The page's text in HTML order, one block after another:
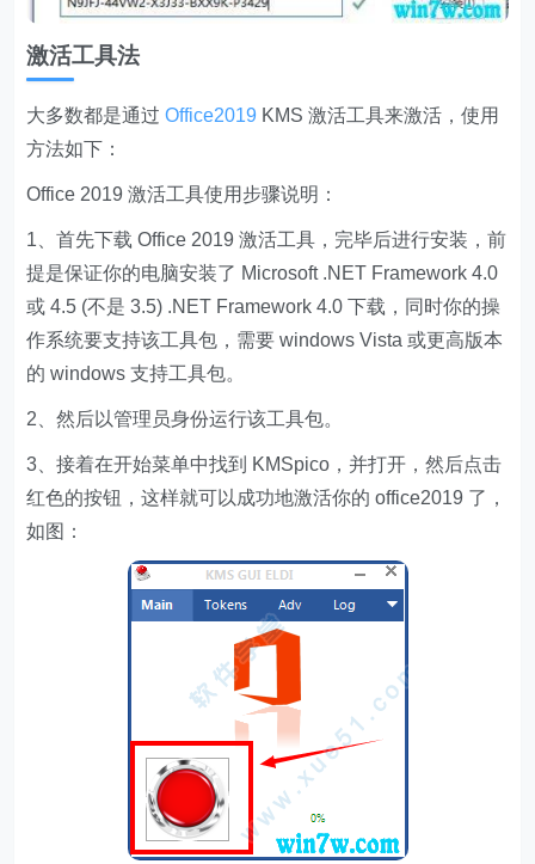
激活工具法
大多数都是通过Office2019 KMS 激活工具来激活，使用
方法如下：
Office 2019 激活工具使用步骤说明：
1、首先下载 Office 2019 激活工具，完毕后进行安装，前
提是保证你的电脑安装了 Microsoft .NET Framework 4.0
或 4.5 (不是 3.5) .NET Framework 4.0 下载，同时你的操
作系统要支持该工具包，需要 windows Vista 或更高版本
的 windows 支持工具包。
2、然后以管理员身份运行该工具包。
3、接着在开始菜单中找到 KMSpico，并打开，然后点击
红色的按钮，这样就可以成功地激活你的 office2019 了，
如图：